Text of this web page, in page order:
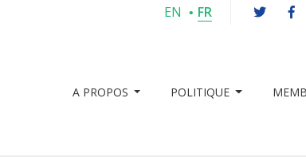
EN FR
A PROPOS POLITIQUE